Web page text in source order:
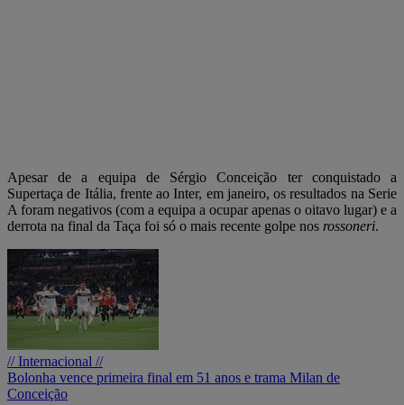
Apesar de a equipa de Sérgio Conceição ter conquistado a
Supertaça de Itália, frente ao Inter, em janeiro, os resultados na Serie
A foram negativos (com a equipa a ocupar apenas o oitavo lugar) e a
derrota na final da Taça foi só o mais recente golpe nos rossoneri.
// Internacional //
Bolonha vence primeira final em 51 anos e trama Milan de
Conceição